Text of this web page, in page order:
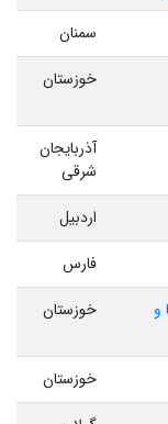
سمنان
خوزستان
آذربایجان
شرقی
اردبیل
فارس
و
خوزستان
خوزستان